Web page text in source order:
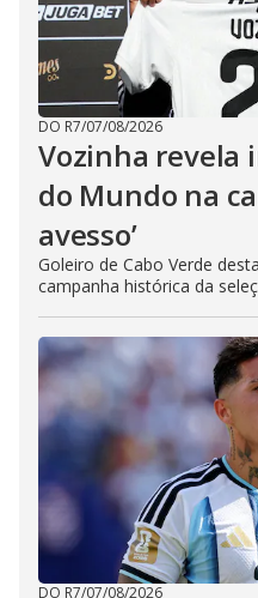
DO R7/07/08/2026
Vozinha revela
do Mundo na
avesso’
Goleiro de Cabo Verde
campanha histórica da
DO R7/07/08/2026